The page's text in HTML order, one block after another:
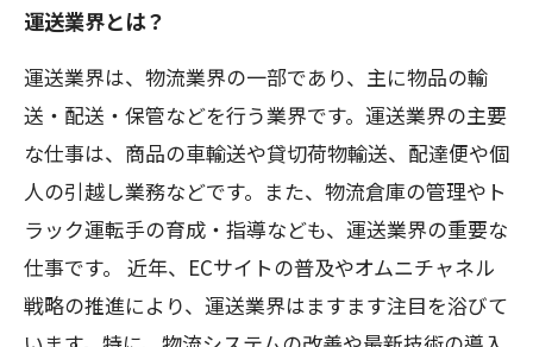
運送業界とは？
運送業界は、物流業界の一部であり、主に物品の輸
送・配送・保管などを行う業界です。運送業界の主要
な仕事は、商品の車輸送や貸切荷物輸送、配達便や個
人の引越し業務などです。また、物流倉庫の管理やト
ラック運転手の育成・指導なども、運送業界の重要な
仕事です。 近年、ECサイトの普及やオムニチャネル
戦略の推進により、運送業界はますます注目を浴びて